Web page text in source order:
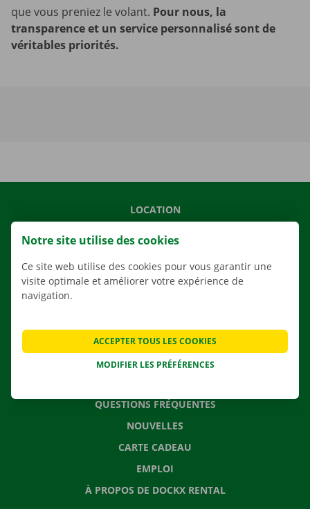
que vous preniez le volant. Pour nous, la
transparence et un service personnalisé sont de
véritables priorités.
LOCATION
AGENCES
QUESTIONS FRÉQUENTES
NOUVELLES
CARTE CADEAU
EMPLOI
À PROPOS DE DOCKX RENTAL
Notre site utilise des cookies
Ce site web utilise des cookies pour vous garantir une
visite optimale et améliorer votre expérience de
navigation.
MODIFIER LES PRÉFÉRENCES
ACCEPTER TOUS LES COOKIES